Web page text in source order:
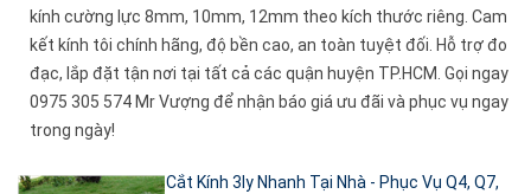
kính cường lực 8mm, 10mm, 12mm theo kích thước riêng. Cam
kết kính tôi chính hãng, độ bền cao, an toàn tuyệt đối. Hỗ trợ đo
đạc, lắp đặt tận nơi tại tất cả các quận huyện TP.HCM. Gọi ngay
0975 305 574 Mr Vượng để nhận báo giá ưu đãi và phục vụ ngay
trong ngày!
Cắt Kính 3ly Nhanh Tại Nhà - Phục Vụ Q4, Q7,